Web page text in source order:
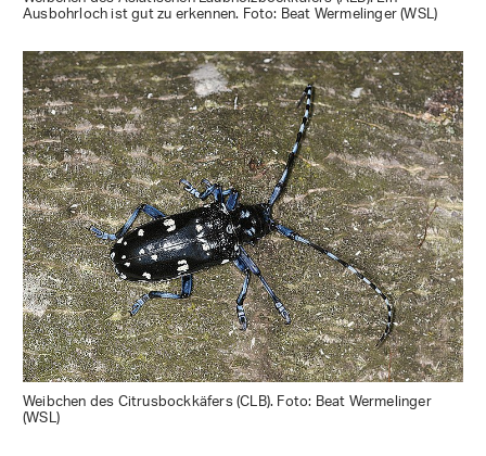
Ausbohrloch ist gut zu erkennen. Foto: Beat Wermelinger (WSL)
Weibchen des Citrusbockkäfers (CLB). Foto: Beat Wermelinger
(WSL)